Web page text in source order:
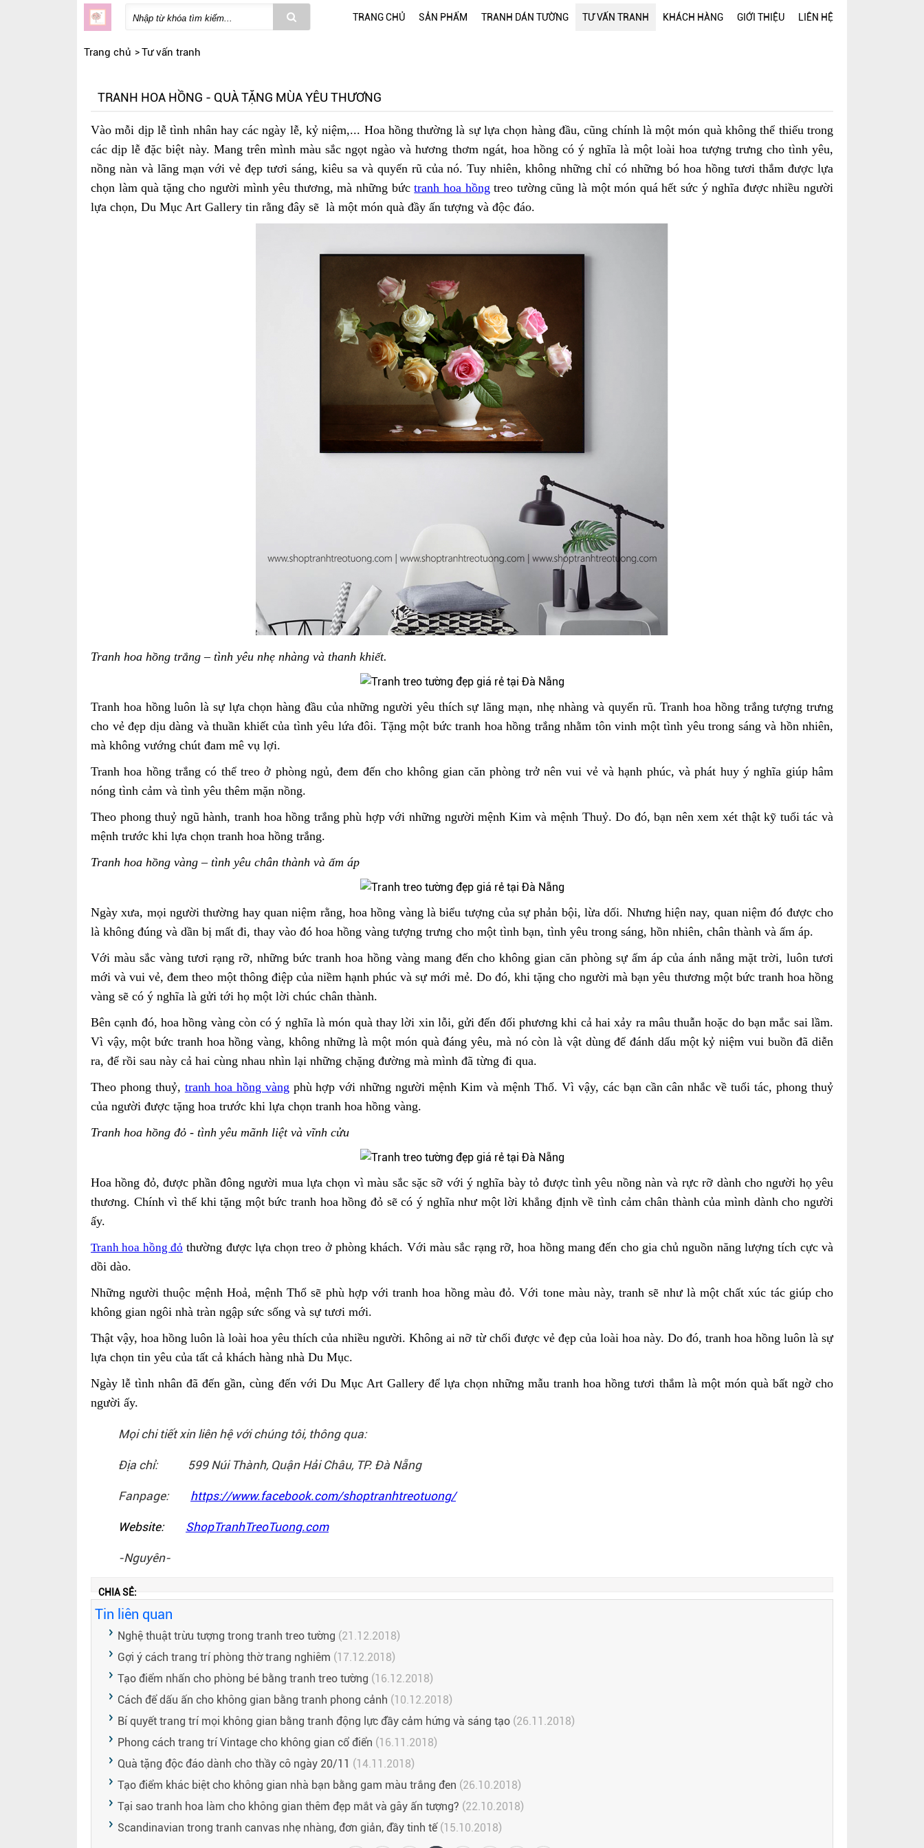
TRANG CHỦ SẢN PHẨM TRANH DÁN TƯỜNG TƯ VẤN TRANH KHÁCH HÀNG GIỚI THIỆU LIÊN HỆ
Trang chủ Tư vấn tranh
TRANH HOA HỒNG - QUÀ TẶNG MÙA YÊU THƯƠNG
Vào mỗi dịp lễ tình nhân hay các ngày lễ, kỷ niệm,... Hoa hồng thường là sự lựa chọn hàng đầu, cũng chính là một món quà không thể thiếu trong
các dịp lễ đặc biệt này. Mang trên mình màu sắc ngọt ngào và hương thơm ngát, hoa hồng có ý nghĩa là một loài hoa tượng trưng cho tình yêu,
nồng nàn và lãng mạn với vẻ đẹp tươi sáng, kiêu sa và quyến rũ của nó. Tuy nhiên, không những chỉ có những bó hoa hồng tươi thắm được lựa
chọn làm quà tặng cho người mình yêu thương, mà những bứctranh hoa hồng treo tường cũng là một món quá hết sức ý nghĩa được nhiều người
lựa chọn, Du Mục Art Gallery tin rằng đây sẽ là một món quà đầy ấn tượng và độc đáo.
Tranh hoa hồng trắng – tình yêu nhẹ nhàng và thanh khiết.
Tranh hoa hồng luôn là sự lựa chọn hàng đầu của những người yêu thích sự lãng mạn, nhẹ nhàng và quyến rũ. Tranh hoa hồng trắng tượng trưng
cho vẻ đẹp dịu dàng và thuần khiết của tình yêu lứa đôi. Tặng một bức tranh hoa hồng trắng nhằm tôn vinh một tình yêu trong sáng và hồn nhiên,
mà không vướng chút đam mê vụ lợi.
Tranh hoa hồng trắng có thể treo ở phòng ngủ, đem đến cho không gian căn phòng trở nên vui vẻ và hạnh phúc, và phát huy ý nghĩa giúp hâm
nóng tình cảm và tình yêu thêm mặn nồng.
Theo phong thuỷ ngũ hành, tranh hoa hồng trắng phù hợp với những người mệnh Kim và mệnh Thuỷ. Do đó, bạn nên xem xét thật kỹ tuổi tác và
mệnh trước khi lựa chọn tranh hoa hồng trắng.
Tranh hoa hồng vàng – tình yêu chân thành và ấm áp
Ngày xưa, mọi người thường hay quan niệm rằng, hoa hồng vàng là biểu tượng của sự phản bội, lừa dối. Nhưng hiện nay, quan niệm đó được cho
là không đúng và dần bị mất đi, thay vào đó hoa hồng vàng tượng trưng cho một tình bạn, tình yêu trong sáng, hồn nhiên, chân thành và ấm áp.
Với màu sắc vàng tươi rạng rỡ, những bức tranh hoa hồng vàng mang đến cho không gian căn phòng sự ấm áp của ánh nắng mặt trời, luôn tươi
mới và vui vẻ, đem theo một thông điệp của niềm hạnh phúc và sự mới mẻ. Do đó, khi tặng cho người mà bạn yêu thương một bức tranh hoa hồng
vàng sẽ có ý nghĩa là gửi tới họ một lời chúc chân thành.
Bên cạnh đó, hoa hồng vàng còn có ý nghĩa là món quà thay lời xin lỗi, gửi đến đối phương khi cả hai xảy ra mâu thuẫn hoặc do bạn mắc sai lầm.
Vì vậy, một bức tranh hoa hồng vàng, không những là một món quà đáng yêu, mà nó còn là vật dùng để đánh dấu một kỷ niệm vui buồn đã diễn
ra, để rồi sau này cả hai cùng nhau nhìn lại những chặng đường mà mình đã từng đi qua.
Theo phong thuỷ, tranh hoa hồng vàng phù hợp với những người mệnh Kim và mệnh Thổ. Vì vậy, các bạn cần cân nhắc về tuổi tác, phong thuỷ
của người được tặng hoa trước khi lựa chọn tranh hoa hồng vàng.
Tranh hoa hồng đỏ - tình yêu mãnh liệt và vĩnh cửu
Hoa hồng đỏ, được phần đông người mua lựa chọn vì màu sắc sặc sỡ với ý nghĩa bày tỏ được tình yêu nồng nàn và rực rỡ dành cho người họ yêu
thương. Chính vì thế khi tặng một bức tranh hoa hồng đỏ sẽ có ý nghĩa như một lời khẳng định về tình cảm chân thành của mình dành cho người
ấy.
Tranh hoa hồng đỏ thường được lựa chọn treo ở phòng khách. Với màu sắc rạng rỡ, hoa hồng mang đến cho gia chủ nguồn năng lượng tích cực và
dồi dào.
Những người thuộc mệnh Hoả, mệnh Thổ sẽ phù hợp với tranh hoa hồng màu đỏ. Với tone màu này, tranh sẽ như là một chất xúc tác giúp cho
không gian ngôi nhà tràn ngập sức sống và sự tươi mới.
Thật vậy, hoa hồng luôn là loài hoa yêu thích của nhiều người. Không ai nỡ từ chối được vẻ đẹp của loài hoa này. Do đó, tranh hoa hồng luôn là sự
lựa chọn tin yêu của tất cả khách hàng nhà Du Mục.
Ngày lễ tình nhân đã đến gần, cùng đến với Du Mục Art Gallery để lựa chọn những mẫu tranh hoa hồng tươi thắm là một món quà bất ngờ cho
người ấy.
Mọi chi tiết xin liên hệ với chúng tôi, thông qua:
Địa chỉ: 599 Núi Thành, Quận Hải Châu, TP. Đà Nẵng
Fanpage: https://www.facebook.com/shoptranhtreotuong/
Website: ShopTranhTreoTuong.com
-Nguyên-
CHIA SẺ:
Tin liên quan
Nghệ thuật trừu tượng trong tranh treo tường (21.12.2018)
Gợi ý cách trang trí phòng thờ trang nghiêm (17.12.2018)
Tạo điểm nhấn cho phòng bé bằng tranh treo tường (16.12.2018)
Cách để dấu ấn cho không gian bằng tranh phong cảnh (10.12.2018)
Bí quyết trang trí mọi không gian bằng tranh động lực đầy cảm hứng và sáng tạo (26.11.2018)
Phong cách trang trí Vintage cho không gian cổ điển (16.11.2018)
Quà tặng độc đáo dành cho thầy cô ngày 20/11 (14.11.2018)
Tạo điểm khác biệt cho không gian nhà bạn bằng gam màu trắng đen (26.10.2018)
Tại sao tranh hoa làm cho không gian thêm đẹp mắt và gây ấn tượng? (22.10.2018)
Scandinavian trong tranh canvas nhẹ nhàng, đơn giản, đầy tinh tế (15.10.2018)